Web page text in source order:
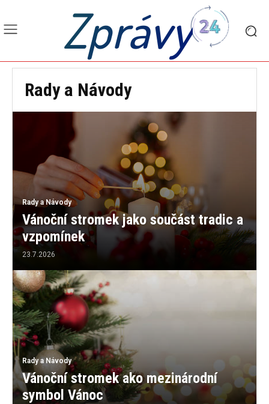
Zprávy
Rady a Návody
Rady a Návody
Vánoční stromek jako součást tradic a
vzpomínek
23.7.2026
Rady a Návody
Vánoční stromek ako mezinárodní
symbol Vánoc